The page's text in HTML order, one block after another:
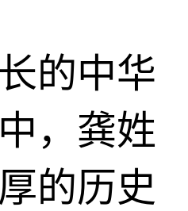
的中华
，龚姓
的历史